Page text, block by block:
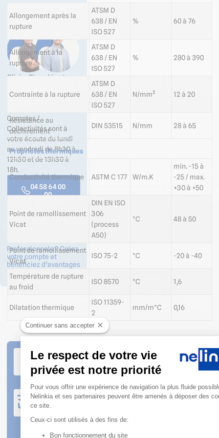
produit ? Demander un
devis ?
Olivier Pisarski notre
Maxime Drouin notre
Comptes /
Collectivités sont à
votre écoute du lundi
au vendredi de 8h30 à
12h30 et de 13h30 à
18h.
04 58 64 00
00
Formulaire
Professionnels ? Créez
votre compte et
bénéficiez d’avantages
Allongement après la
rupture
ATSM D
638 / EN
ISO 527
% 60 à 76
Allongement à la
rupture
ATSM D
638 / EN
ISO 527
% 280 à 390
Contrainte à la rupture
ATSM D
638 / EN
ISO 527
N/mm² 12 à 20
Résistance au
déchirement
DIN 53515 N/mm 28 à 65
Propriétés thermiques
Conductivité thermique ASTM C 177 W/m.K
min. -15 à
-25 / max.
+30 à +50
Point de ramollissement
Vicat
DIN EN ISO
306
(process
A50)
°C 48 à 50
Point de ramollissement
Vicat
ISO 75-2 °C -20 à -40
Température de rupture
au froid
ISO 8570 °C 1,6
Dilatation thermique
ISO 11359-
2
mm/m°C 0,16
Service client à votre écoute
Nos conseillers sont disponibles du lundi au
vendredi de 08h30 à 12h et de 13h30 à 18h
Expédition rapide
Produits en stock : commande expédiée sous 2 jours
Commande sur production : se référer au bon de
Continuer sans accepter
Le respect de votre vie
privée est notre priorité
Plateforme de Gestion du
Pour vous offrir une expérience de navigation la plus fluide
Nelinkia et ses partenaires peuvent être amenés à déposer des
ce site.
Ceux-ci sont utilisés à des fins de:
Bon fonctionnement du site